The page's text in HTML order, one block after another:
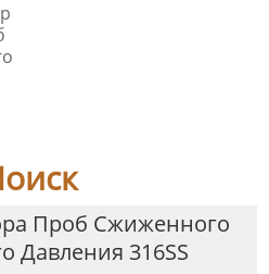
Проб Сжиженного
Давления 316SS